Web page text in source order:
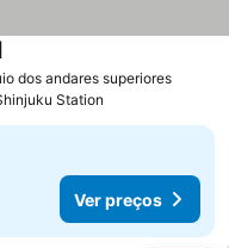
dos andares superiores
Station
Ver preços